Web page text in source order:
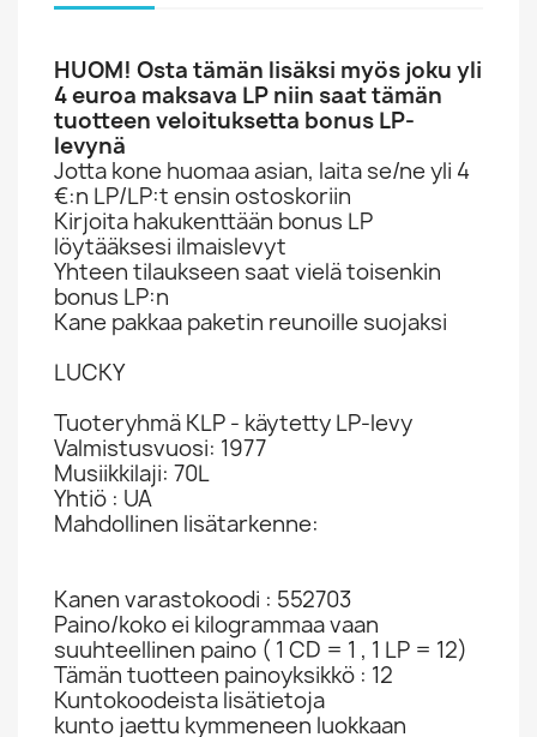
HUOM! Osta tämän lisäksi myös joku yli
4 euroa maksava LP niin saat tämän
tuotteen veloituksetta bonus LP-
levynä
Jotta kone huomaa asian, laita se/ne yli 4
€:n LP/LP:t ensin ostoskoriin
Kirjoita hakukenttään bonus LP
löytääksesi ilmaislevyt
Yhteen tilaukseen saat vielä toisenkin
bonus LP:n
Kane pakkaa paketin reunoille suojaksi
LUCKY
Tuoteryhmä KLP - käytetty LP-levy
Valmistusvuosi: 1977
Musiikkilaji: 70L
Yhtiö : UA
Mahdollinen lisätarkenne:
Kanen varastokoodi : 552703
Paino/koko ei kilogrammaa vaan
suuhteellinen paino ( 1 CD = 1 , 1 LP = 12)
Tämän tuotteen painoyksikkö : 12
Kuntokoodeista lisätietoja
kunto jaettu kymmeneen luokkaan